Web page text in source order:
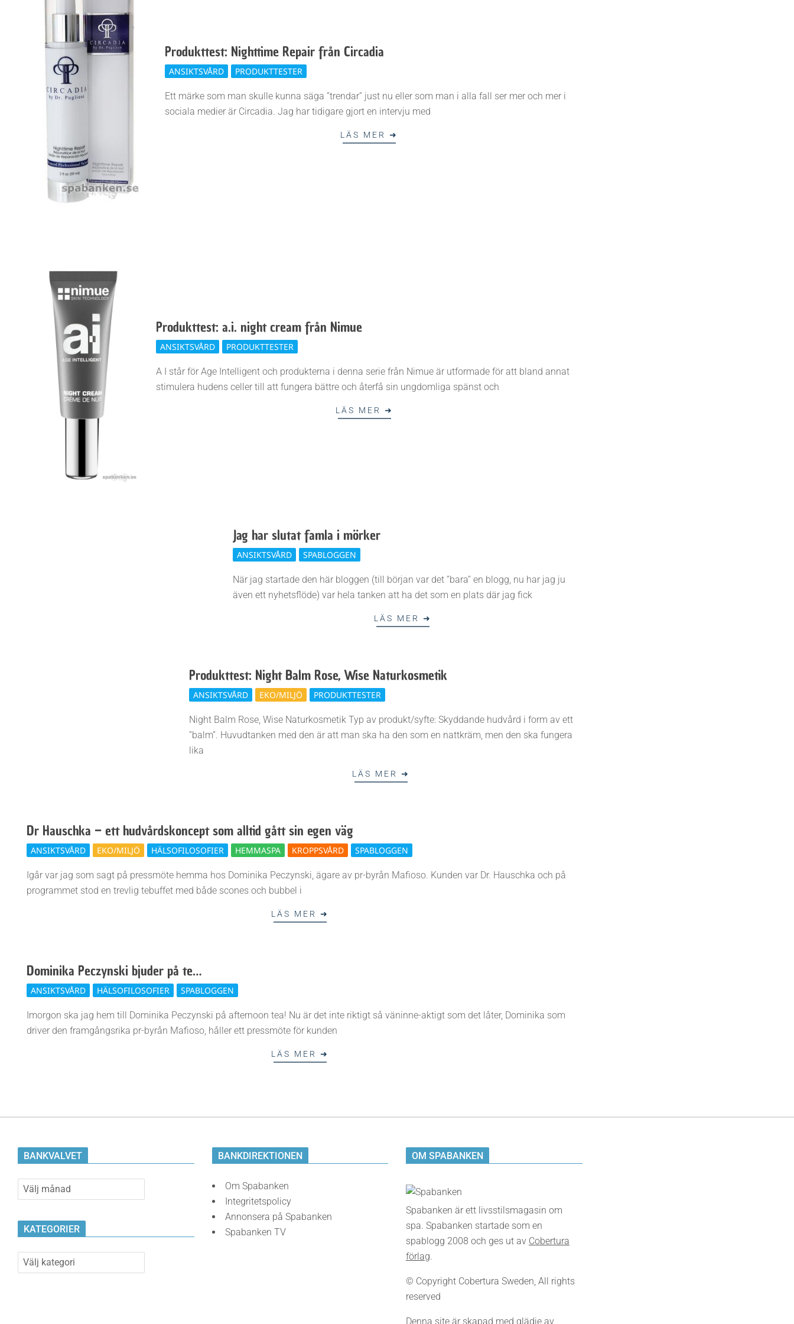
Produkttest: Nighttime Repair från Circadia
2019-
30
ANSIKTSVÅRD PRODUKTTESTER
Ett märke som man skulle kunna säga ”trendar” just nu eller som man i alla fall ser mer och mer i
sociala medier är Circadia. Jag har tidigare gjort en intervju med
LÄS MER ➜
Produkttest: a.i. night cream från Nimue
2018-
19
ANSIKTSVÅRD PRODUKTTESTER
A I står för Age Intelligent och produkterna i denna serie från Nimue är utformade för att bland annat
stimulera hudens celler till att fungera bättre och återfå sin ungdomliga spänst och
LÄS MER ➜
Jag har slutat famla i mörker
2017-
18
ANSIKTSVÅRD SPABLOGGEN
När jag startade den här bloggen (till början var det ”bara” en blogg, nu har jag ju
även ett nyhetsflöde) var hela tanken att ha det som en plats där jag fick
LÄS MER ➜
Produkttest: Night Balm Rose, Wise Naturkosmetik
2015-
20
ANSIKTSVÅRD EKO/MILJÖ PRODUKTTESTER
Night Balm Rose, Wise Naturkosmetik Typ av produkt/syfte: Skyddande hudvård i form av ett
”balm”. Huvudtanken med den är att man ska ha den som en nattkräm, men den ska fungera
lika
LÄS MER ➜
Dr Hauschka – ett hudvårdskoncept som alltid gått sin egen väg
2011-
04
ANSIKTSVÅRD EKO/MILJÖ HÄLSOFILOSOFIER HEMMASPA KROPPSVÅRD SPABLOGGEN
Igår var jag som sagt på pressmöte hemma hos Dominika Peczynski, ägare av pr-byrån Mafioso. Kunden var Dr. Hauschka och på
programmet stod en trevlig tebuffet med både scones och bubbel i
LÄS MER ➜
Dominika Peczynski bjuder på te…
2011-
02
ANSIKTSVÅRD HÄLSOFILOSOFIER SPABLOGGEN
Imorgon ska jag hem till Dominika Peczynski på afternoon tea! Nu är det inte riktigt så väninne-aktigt som det låter, Dominika som
driver den framgångsrika pr-byrån Mafioso, håller ett pressmöte för kunden
LÄS MER ➜
BANKVALVET
Bankvalvet
KATEGORIER
Kategorier
BANKDIREKTIONEN
Om Spabanken
Integritetspolicy
Annonsera på Spabanken
Spabanken TV
OM SPABANKEN
Spabanken är ett livsstilsmagasin om
spa. Spabanken startade som en
spablogg 2008 och ges ut av Cobertura
förlag.
© Copyright Cobertura Sweden, All rights
reserved
Denna site är skapad med glädje av